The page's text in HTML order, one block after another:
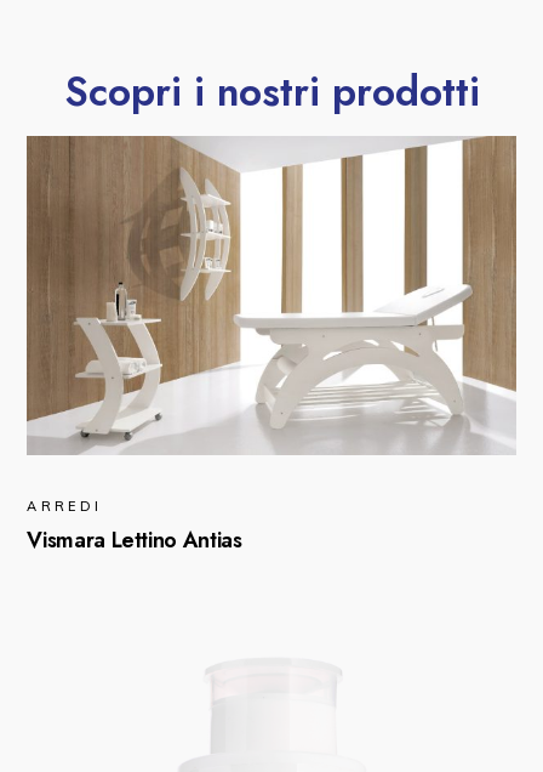
Scopri i nostri prodotti
ARREDI
Vismara Lettino Antias